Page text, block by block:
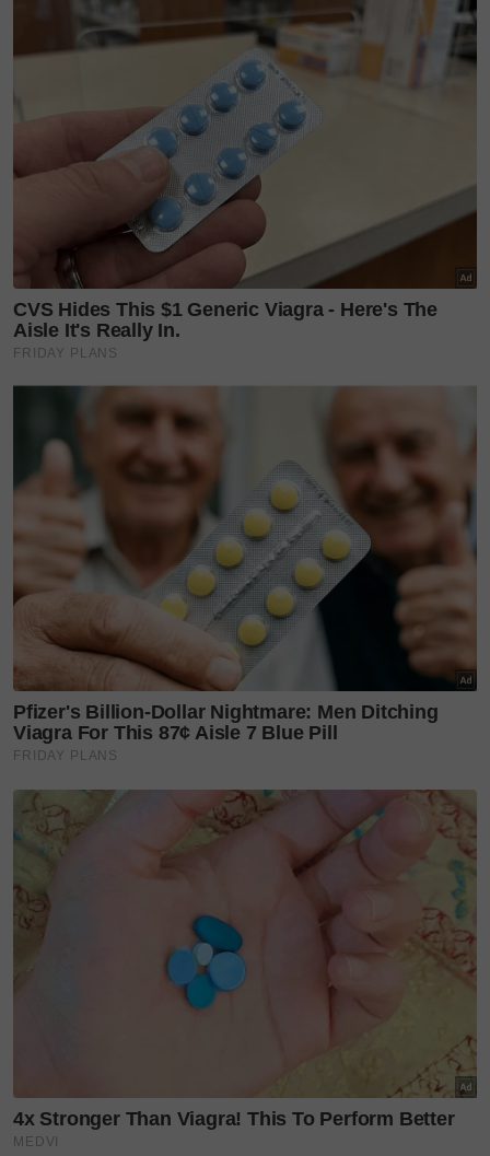
"Mummy harap kamu faham bahawa segala yang
mummy lakukan bukanlah menggantikan kasih
sayang terhadap kamu.
"Sebaliknya, semuanya kerana mummy menyayangi
kamu.
"Ada hari-hari yang rasa bersalah itu begitu berat,
apabila mummy tertanya-tanya sama ada mummy
sudah melakukan yang terbaik, dan apabila mummy
bimbang kamu mungkin tidak akan memahami.
Namun walau dalam saat-saat itu, kasih sayang
sedikit pun," titipnya.
Artikel berkaitan